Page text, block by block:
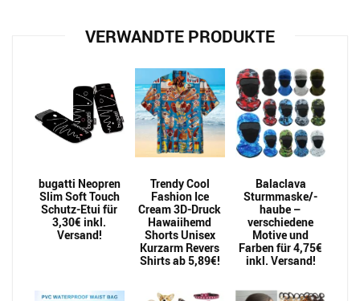
VERWANDTE PRODUKTE
bugatti Neopren
Slim Soft Touch
Schutz-Etui für
3,30€ inkl.
Versand!
Trendy Cool
Fashion Ice
Cream 3D-Druck
Hawaiihemd
Shorts Unisex
Kurzarm Revers
Shirts ab 5,89€!
Balaclava
Sturmmaske/-
haube –
verschiedene
Motive und
Farben für 4,75€
inkl. Versand!